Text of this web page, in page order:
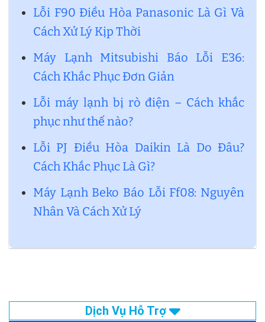
Lỗi F90 Điều Hòa Panasonic Là Gì Và
Cách Xử Lý Kịp Thời
Máy Lạnh Mitsubishi Báo Lỗi E36:
Cách Khắc Phục Đơn Giản
Lỗi máy lạnh bị rò điện – Cách khắc
phục như thế nào?
Lỗi PJ Điều Hòa Daikin Là Do Đâu?
Cách Khắc Phục Là Gì?
Máy Lạnh Beko Báo Lỗi Ff08: Nguyên
Nhân Và Cách Xử Lý
Dịch Vụ Hỗ Trợ